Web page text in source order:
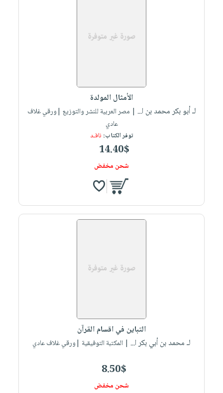
الأمثال المولدة
لـ أبو بكر محمد بن ا... | مصر العربية للنشر والتوزيع |ورقي غلاف
عادي
توفر الكتاب: نافـد
14.40$
شحن مخفض
التباين في اقسام القرآن
لـ محمد بن أبي بكر ا... | المكتبة التوفيقية |ورقي غلاف عادي
8.50$
شحن مخفض